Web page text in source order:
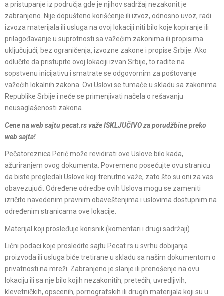
a pristupanje iz područja gde je njihov sadržaj nezakonit je
zabranjeno. Nije dopušteno korišćenje ili izvoz, odnosno uvoz, radi
izvoza materijala ili usluga na ovoj lokaciji niti bilo koje kopiranje ili
prilagođavanje u suprotnosti sa važećim zakonima ili propisima
uključujući, bez ograničenja, izvozne zakone i propise Srbije. Ako
odlučite da pristupite ovoj lokaciji izvan Srbije, to radite na
sopstvenu inicijativu i smatrate se odgovornim za poštovanje
važećih lokalnih zakona. Ovi Uslovi se tumače u skladu sa zakonima
Republike Srbije i neće se primenjivati načela o rešavanju
neusaglašenosti zakona.
Cene na web sajtu pecat.rs važe ISKLJUČIVO za porudžbine preko
web sajta!
Pečatoreznica Perić može revidirati ove Uslove bilo kada,
ažuriranjem ovog dokumenta. Povremeno posećujte ovu stranicu
da biste pregledali Uslove koji trenutno važe, zato što su oni za vas
obavezujući. Određene odredbe ovih Uslova mogu se zameniti
izričito navedenim pravnim obaveštenjima i uslovima dostupnim na
određenim stranicama ove lokacije.
Materijal koji prosleđuje korisnik (komentari i drugi sadržaji)
Lični podaci koje prosledite sajtu Pecat.rs u svrhu dobijanja
proizvoda ili usluga biće tretirane u skladu sa našim dokumentom o
privatnosti na mreži. Zabranjeno je slanje ili prenošenje na ovu
lokaciju ili sa nje bilo kojih nezakonitih, pretećih, uvredljivih,
klevetničkih, opscenih, pornografskih ili drugih materijala koji su u